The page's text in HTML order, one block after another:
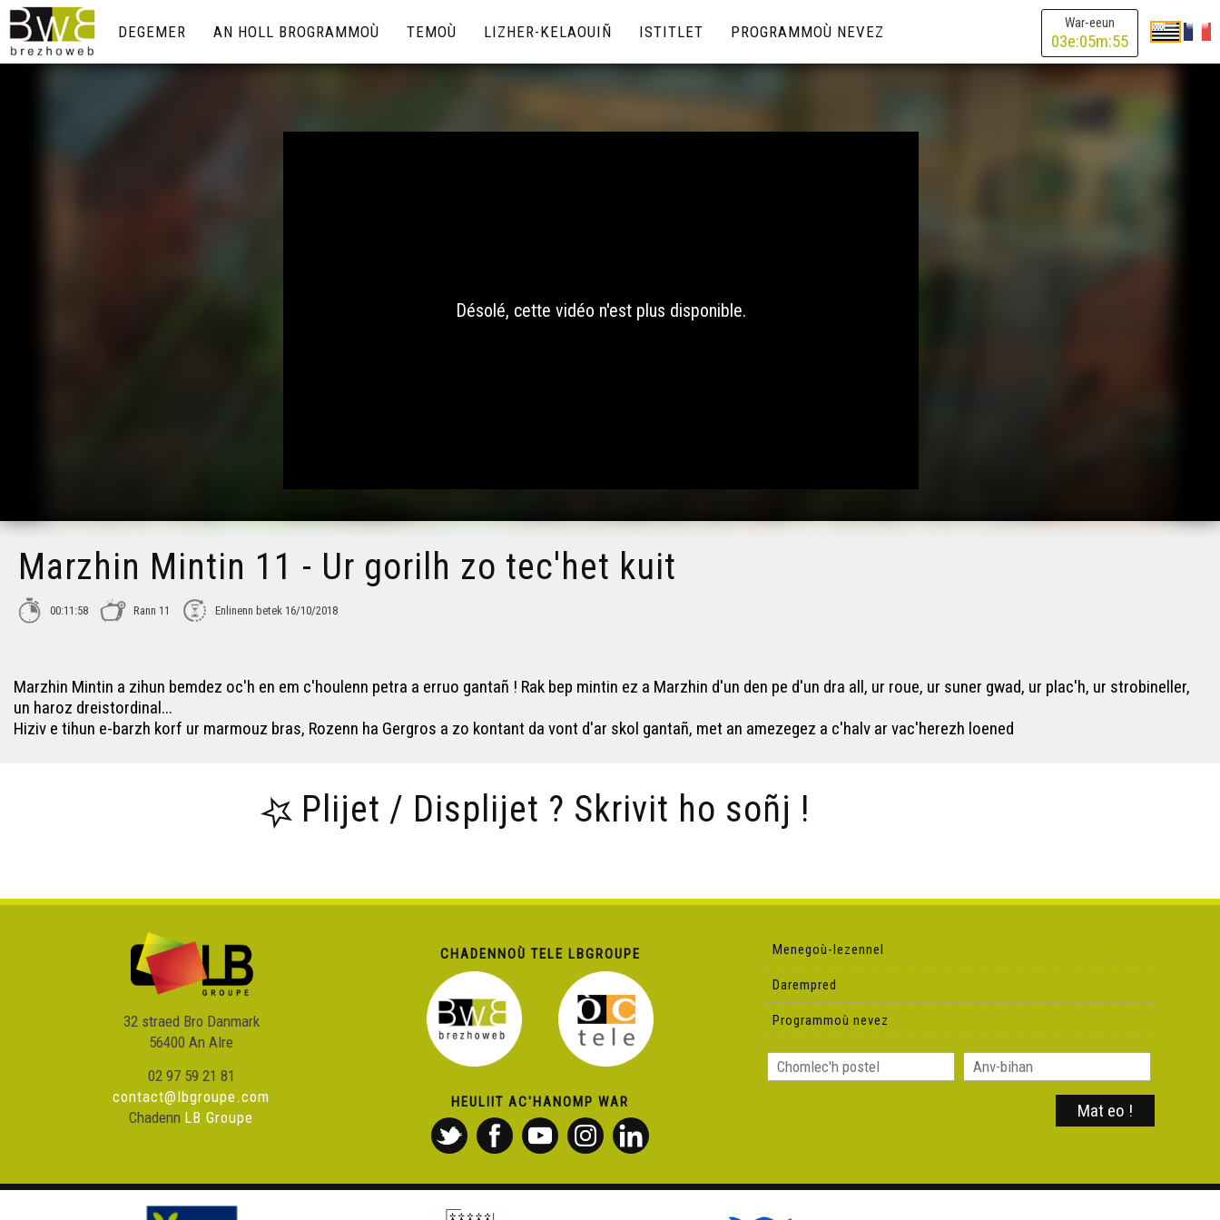
War-eeun
03e:05m:55
DEGEMER AN HOLL BROGRAMMOÙ TEMOÙ LIZHER-KELAOUIÑ ISTITLET PROGRAMMOÙ NEVEZ
Désolé, cette vidéo n'est plus disponible.
Marzhin Mintin 11 - Ur gorilh zo tec'het kuit
00:11:58 Rann 11 Enlinenn betek 16/10/2018
Marzhin Mintin a zihun bemdez oc'h en em c'houlenn petra a erruo gantañ ! Rak bep mintin ez a Marzhin d'un den pe d'un dra all, ur roue, ur suner gwad, ur plac'h, ur strobineller,
un haroz dreistordinal...
Hiziv e tihun e-barzh korf ur marmouz bras, Rozenn ha Gergros a zo kontant da vont d'ar skol gantañ, met an amezegez a c'halv ar vac'herezh loened
Plijet / Displijet ? Skrivit ho soñj !
32 straed Bro Danmark
56400 An Alre
02 97 59 21 81
contact@lbgroupe.com
Chadenn LB Groupe
CHADENNOÙ TELE LBGROUPE
HEULIIT AC'HANOMP WAR
Menegoù-lezennel
Darempred
Programmoù nevez